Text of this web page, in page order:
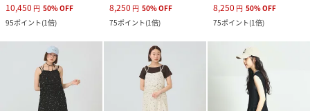
10,450 円 50%OFF
95ポイント(1倍)
8,250 円 50%OFF
75ポイント(1倍)
8,250 円 50%OFF
75ポイント(1倍)